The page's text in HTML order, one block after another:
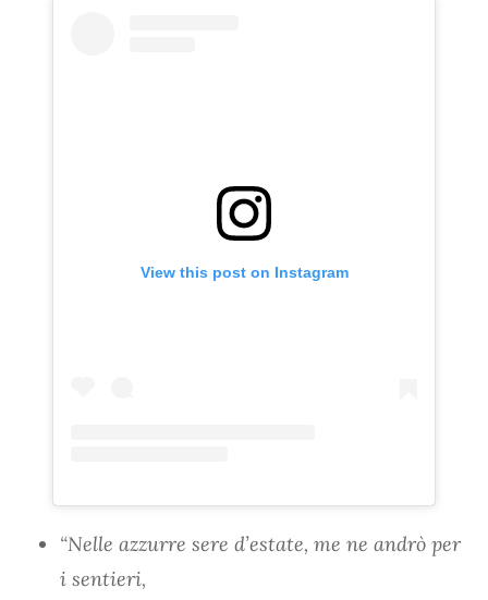
View this post on Instagram
“Nelle azzurre sere d’estate, me ne andrò per
i sentieri,